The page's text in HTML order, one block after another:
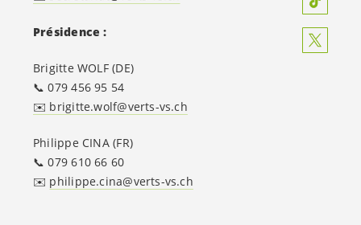
Présidence :
Brigitte WOLF (DE)
📞 079 456 95 54
✉️ brigitte.wolf@verts-vs.ch
Philippe CINA (FR)
📞 079 610 66 60
✉️ philippe.cina@verts-vs.ch